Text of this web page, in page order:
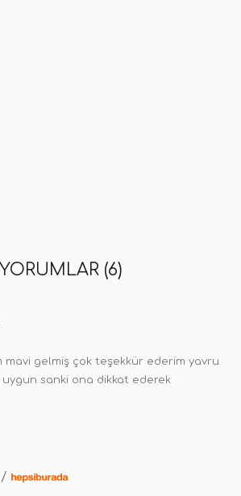
YORUMLAR (6)
mavi gelmiş çok teşekkür ederim yavru
sanki ona dikkat ederek
/